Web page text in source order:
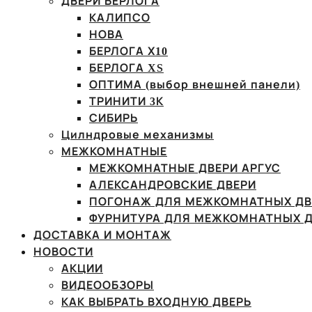
КАЛИПСО
НОВА
БЕРЛОГА Х10
БЕРЛОГА XS
ОПТИМА (выбор внешней панели)
ТРИНИТИ 3К
СИБИРЬ
Цилндровые механизмы
МЕЖКОМНАТНЫЕ
МЕЖКОМНАТНЫЕ ДВЕРИ АРГУС
АЛЕКСАНДРОВСКИЕ ДВЕРИ
ПОГОНАЖ ДЛЯ МЕЖКОМНАТНЫХ
ФУРНИТУРА ДЛЯ МЕЖКОМНАТНЫХ
ДОСТАВКА И МОНТАЖ
НОВОСТИ
АКЦИИ
ВИДЕООБЗОРЫ
КАК ВЫБРАТЬ ВХОДНУЮ ДВЕРЬ